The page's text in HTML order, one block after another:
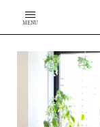
MENU